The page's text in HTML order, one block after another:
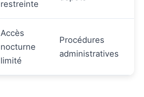
restreinte
Accès
nocturne
limité
Procédures
administratives